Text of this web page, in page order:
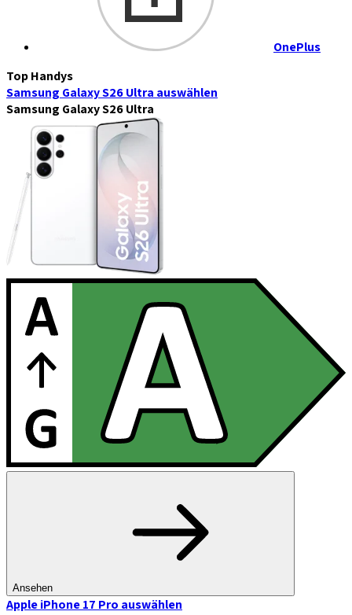
OnePlus
Top Handys
Samsung Galaxy S26 Ultra auswählen
Samsung Galaxy S26 Ultra
Ansehen
Apple iPhone 17 Pro auswählen